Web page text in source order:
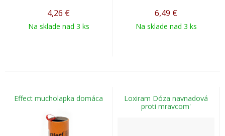
4,26 €
Na sklade nad 3 ks
6,49 €
Na sklade nad 3 ks
Effect mucholapka domáca
Loxiram Dóza navnadová
proti mravcom'